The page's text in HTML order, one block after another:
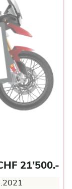
21’500.-